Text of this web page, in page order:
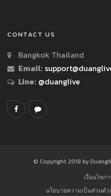
CONTACT US
Bangkok Thailand
Email:
Line: @duanglive
© Copyright 2018 by
เงื่อนไขก
นโยบายความเป็นส่วนตั